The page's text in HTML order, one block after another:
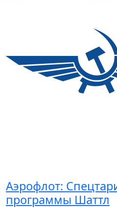
Аэрофлот:
программы Шаттл